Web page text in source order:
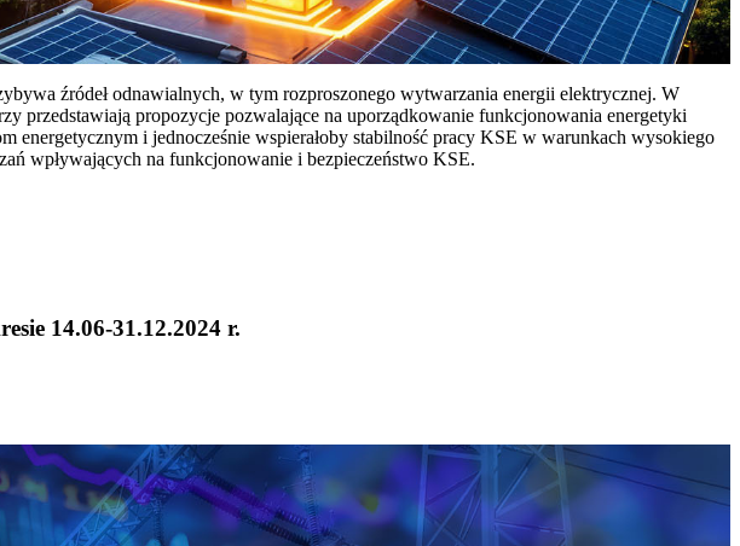
źródeł odnawialnych, w tym rozproszonego wytwarzania energii elektrycznej. W
przedstawiają propozycje pozwalające na uporządkowanie funkcjonowania energetyki
energetycznym i jednocześnie wspierałoby stabilność pracy KSE w warunkach wysokiego
wpływających na funkcjonowanie i bezpieczeństwo KSE.
14.06-31.12.2024 r.